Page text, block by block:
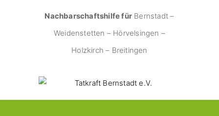
Nachbarschaftshilfe für Bernstadt –
Weidenstetten – Hörvelsingen –
Holzkirch – Breitingen